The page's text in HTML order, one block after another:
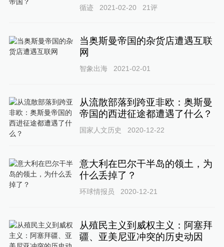
循迹 2021-02-20 21评
当奥斯曼帝国的杂货店遭遇互联
网
智象出海 2021-02-01
从流散部落到跨亚非欧：奥斯曼
帝国的西进征途都遭遇了什么？
国家人文历史 2020-12-22
意大利在巴尔干半岛的领土，为
什么丢掉了？
环球情报员 2020-12-21
从殖民主义到威权主义：阿塞拜
疆、亚美尼亚冲突的历史动因